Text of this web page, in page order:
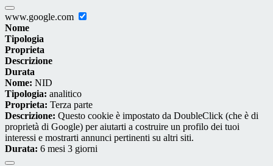
www.google.com
Nome
Tipologia
Proprieta
Descrizione
Durata
Nome: NID
Tipologia: analitico
Proprieta: Terza parte
Descrizione: Questo cookie è impostato da DoubleClick (che è di
proprietà di Google) per aiutarti a costruire un profilo dei tuoi
interessi e mostrarti annunci pertinenti su altri siti.
Durata: 6 mesi 3 giorni